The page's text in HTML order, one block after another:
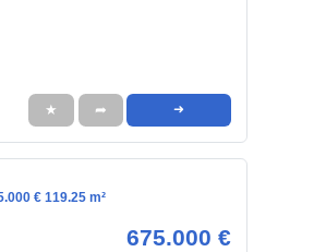
★ ➦ ➜
€ 119.25 m²
675.000 €